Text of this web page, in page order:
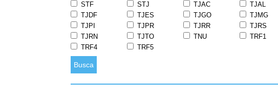
STF STJ TJAC TJAL
TJDF
TJES TJGO TJMG
TJPI
TJPR TJRR TJRS
TJRN
TJTO TNU TRF1
TRF4
TRF5
Busca